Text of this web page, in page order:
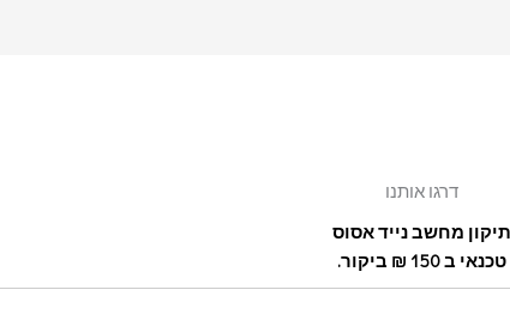
דרגו אותנו
תיקון מחשב נייד אסוס
טכנאי ב 150 ₪ ביקור.